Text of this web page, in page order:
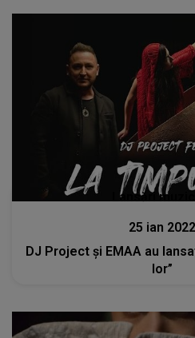
Lansări
25 ian 2022
DJ Project și EMAA au
lor”